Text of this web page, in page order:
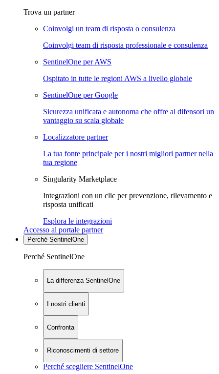
Trova un partner
Coinvolgi un team di risposta o consulenza
Coinvolgi team di risposta professionale e consulenza
SentinelOne per AWS
Ospitato in tutte le regioni AWS a livello globale
SentinelOne per Google
Sicurezza unificata e autonoma che offre ai difensori un
vantaggio su scala globale
Localizzatore partner
La tua fonte principale per i nostri migliori partner nella
tua regione
Singularity Marketplace
Integrazioni con un clic per prevenzione, rilevamento e
risposta unificati
Esplora le integrazioni
Accesso al portale partner
Perché SentinelOne
Perché SentinelOne
La differenza SentinelOne
I nostri clienti
Confronta
Riconoscimenti di settore
Perché scegliere SentinelOne